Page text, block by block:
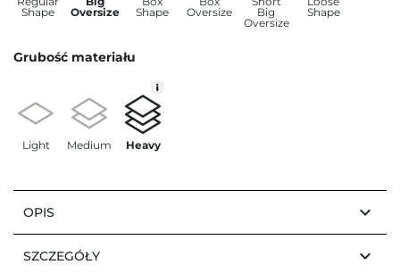
Shape
Oversize
Shape
Oversize
Big
Oversize
Shape
Grubość materiału
Light Medium Heavy
OPIS keyboard_arrow_down
SZCZEGÓŁY keyboard_arrow_down